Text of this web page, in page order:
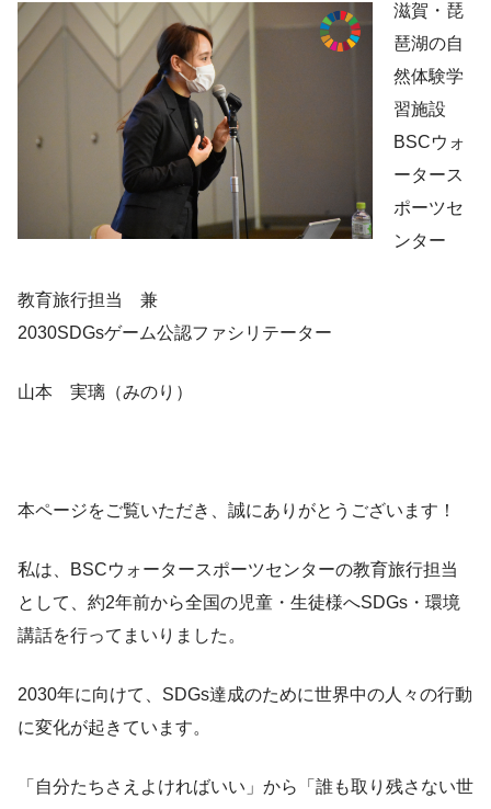
滋賀・琵
琶湖の自
然体験学
習施設
BSCウォ
ータース
ポーツセ
ンター
教育旅行担当 兼
2030SDGsゲーム公認ファシリテーター
山本 実璃（みのり）
本ページをご覧いただき、誠にありがとうございます！
私は、BSCウォータースポーツセンターの教育旅行担当
として、約2年前から全国の児童・生徒様へSDGs・環境
講話を行ってまいりました。
2030年に向けて、SDGs達成のために世界中の人々の行動
に変化が起きています。
「自分たちさえよければいい」から「誰も取り残さない世